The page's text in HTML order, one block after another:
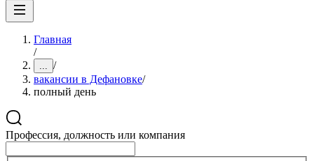
Главная
/
... /
вакансии в Дефановке/
полный день
Профессия, должность или компания